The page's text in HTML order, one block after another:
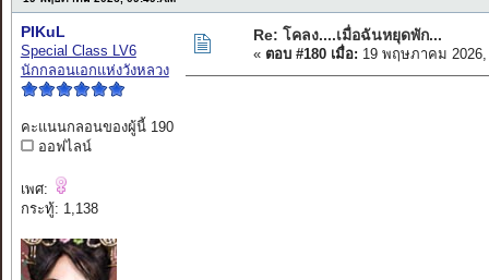
PIKuL
Special Class LV6
นักกลอนเอกแห่งวังหลวง
คะแนนกลอนของผู้นี้ 190
ออฟไลน์
เพศ:
กระทู้: 1,138
Re: โคลง....เมื่อฉันหยุดพัก...
« ตอบ #180 เมื่อ: 19 พฤษภาคม 2026,